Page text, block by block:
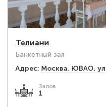
Телиани
Банкетный зал
Адрес: Москва, ЮВАО,
Залов
1